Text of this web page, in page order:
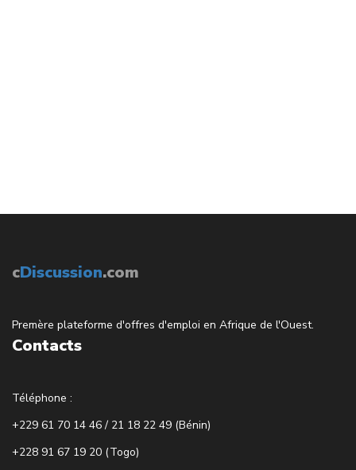
cDiscussion.com
Premère plateforme d'offres d'emploi en Afrique de l'Ouest.
Contacts
Téléphone :
+229 61 70 14 46 / 21 18 22 49 (Bénin)
+228 91 67 19 20 (Togo)